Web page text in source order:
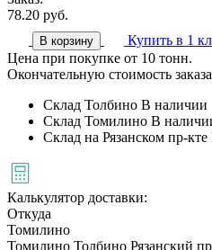
78.20 руб.
В корзину Купить в 1
Цена при покупке от 10 тонн.
Окончательную стоимость
Склад Толбино В наличии
Склад Томилино В
Склад на Рязанском пр-кте
Калькулятор доставки:
Откуда
Томилино
Томилино Толбино Рязанский